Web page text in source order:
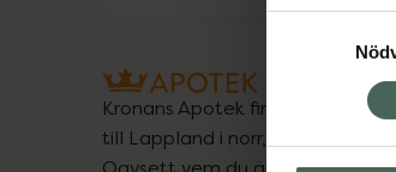
Kronans Apotek finns här för dig.
till Lappland i norr, och online i
Oavsett vem du är så är det